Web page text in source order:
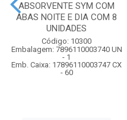
ABSORVENTE SYM COM
ABAS NOITE E DIA COM 8
UNIDADES
Código: 10300
Embalagem: 7896110003740 UN
- 1
Emb. Caixa: 17896110003747 CX
- 60